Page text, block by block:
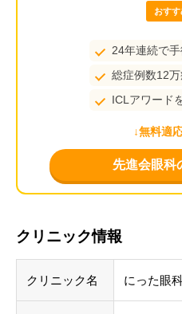
おす
24年連続で
総症例数12
ICLアワード
↓無料適
先進会眼科
クリニック情報
クリニック名 にった眼